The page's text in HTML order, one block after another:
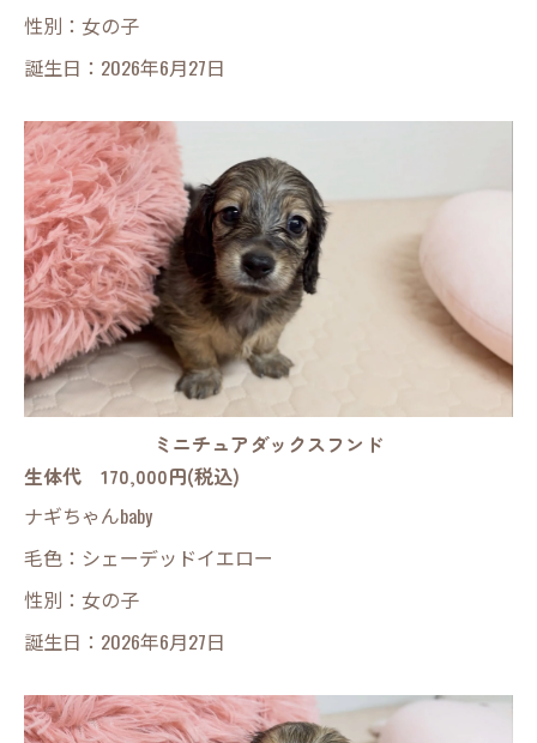
性別：女の子
誕生日：2026年6月27日
ミニチュアダックスフンド
生体代 170,000円(税込)
ナギちゃんbaby
毛色：シェーデッドイエロー
性別：女の子
誕生日：2026年6月27日